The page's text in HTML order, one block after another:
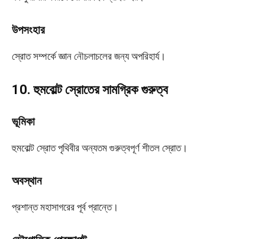
উপসংহার
স্রোত সম্পর্কে জ্ঞান নৌচলাচলের জন্য অপরিহার্য।
10. হুমবোল্ট স্রোতের সামগ্রিক গুরুত্ব
ভূমিকা
হুমবোল্ট স্রোত পৃথিবীর অন্যতম গুরুত্বপূর্ণ শীতল স্রোত।
অবস্থান
প্রশান্ত মহাসাগরের পূর্ব প্রান্তে।